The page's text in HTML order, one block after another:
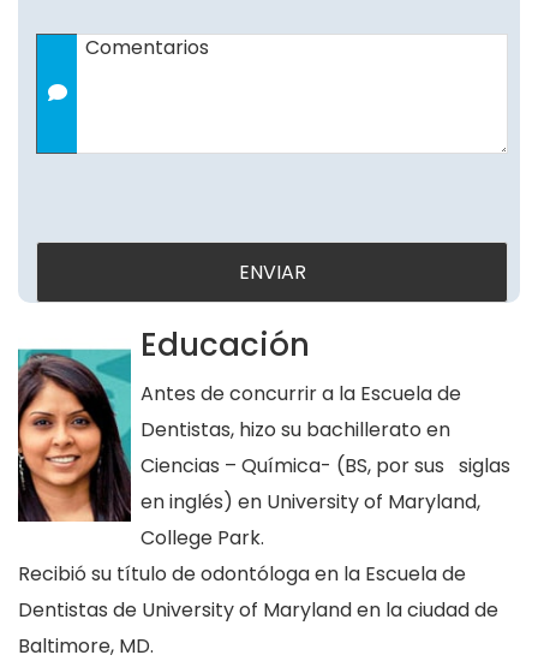
Comentarios
Educación
Antes de concurrir a la Escuela de
Dentistas, hizo su bachillerato en
Ciencias – Química- (BS, por sus siglas
en inglés) en University of Maryland,
College Park.
Recibió su título de odontóloga en la Escuela de
Dentistas de University of Maryland en la ciudad de
Baltimore, MD.